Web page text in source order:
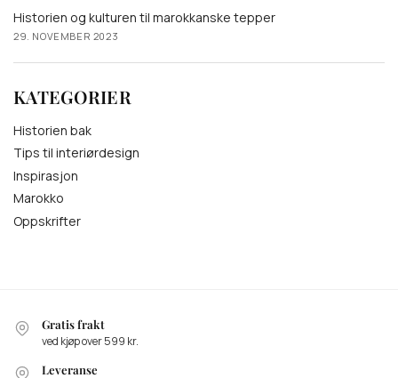
Historien og kulturen til marokkanske tepper
29. NOVEMBER 2023
KATEGORIER
Historien bak
Tips til interiørdesign
Inspirasjon
Marokko
Oppskrifter
Gratis frakt
ved kjøp over 599 kr.
Leveranse